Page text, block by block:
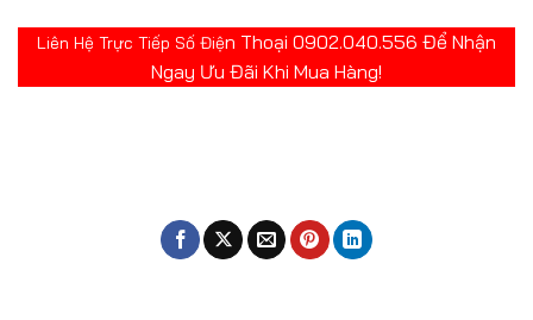
Liên Hệ Trực Tiếp Số Điện Thoại 0902.040.556 Để Nhận
Ngay Ưu Đãi Khi Mua Hàng!